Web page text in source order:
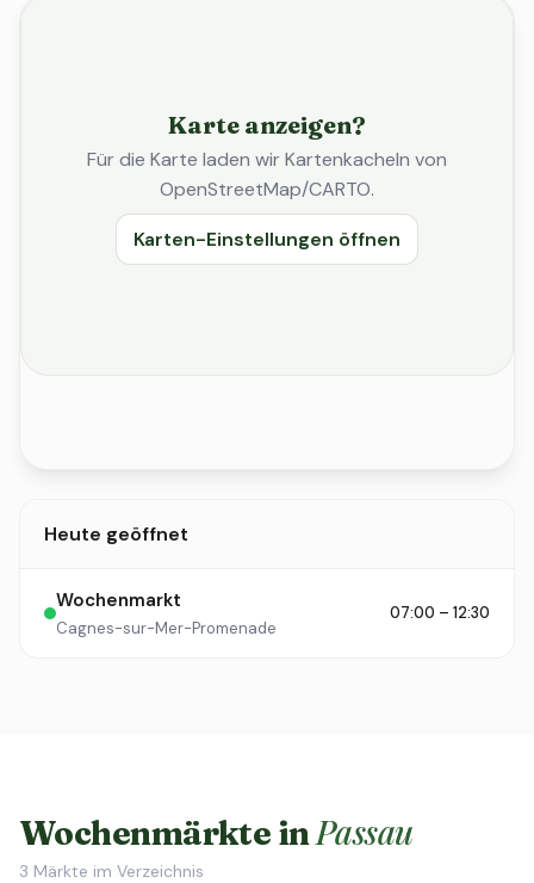
Karte anzeigen?
Für die Karte laden wir Kartenkacheln von
OpenStreetMap/CARTO.
Karten-Einstellungen öffnen
Heute geöffnet
Wochenmarkt
Cagnes-sur-Mer-Promenade
07:00 – 12:30
Wochenmärkte inPassau
3 Märkte im Verzeichnis